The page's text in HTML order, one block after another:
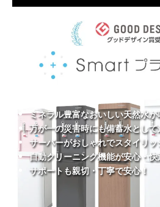
ミネラル豊富なおいしい天然水が
万が一の災害時にも備蓄水として
サーバーがおしゃれでスタイリッ
自動クリーニング機能が安心・快
サポートも親切・丁寧で安心！